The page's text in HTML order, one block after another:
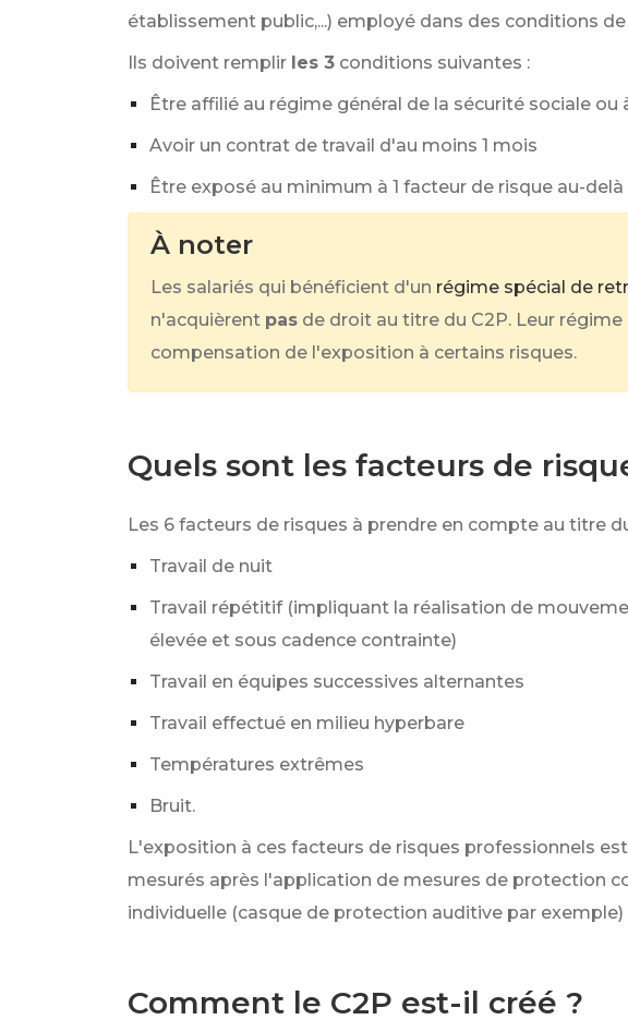
établissement public,...) employé dans des conditions
Ils doivent remplir les 3 conditions suivantes :
Être affilié au régime général de la sécurité sociale ou
Avoir un contrat de travail d'au moins 1 mois
Être exposé au minimum à 1 facteur de risque au-
À noter
Les salariés qui bénéficient d'un régime spécial de
n'acquièrent pas de droit au titre du C2P. Leur
compensation de l'exposition à certains risques.
Quels sont les facteurs de
Les 6 facteurs de risques à prendre en compte au titre
Travail de nuit
Travail répétitif (impliquant la réalisation de
élevée et sous cadence contrainte)
Travail en équipes successives alternantes
Travail effectué en milieu hyperbare
Températures extrêmes
Bruit.
L'exposition à ces facteurs de risques professionnels
mesurés après l'application de mesures de protection
individuelle (casque de protection auditive par
Comment le C2P est-il créé ?